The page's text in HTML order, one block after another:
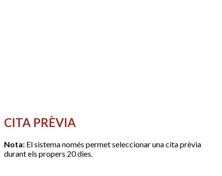
CITA PRÈVIA
Nota: El sistema només permet seleccionar una cita prèvia
durant els propers 20 dies.